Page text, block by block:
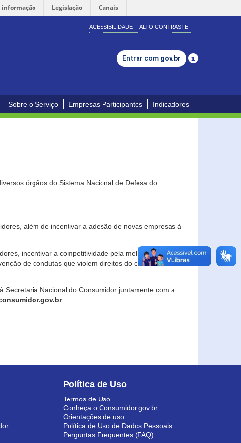
informação Legislação Canais
ACESSIBILIDADE ALTO CONTRASTE
Entrar com gov.br
Sobre o Serviço Empresas Participantes Indicadores
órgãos do Sistema Nacional de Defesa do
além de incentivar a adesão de novas empresas à
incentivar a competitividade pela melhoria da
de condutas que violem direitos do consumidor e
Secretaria Nacional do Consumidor juntamente com a
.
Política de Uso
Termos de Uso
Conheça o Consumidor.gov.br
Orientações de uso
Política de Uso de Dados Pessoais
Perguntas Frequentes (FAQ)